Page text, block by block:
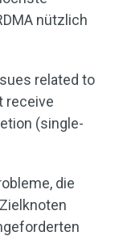
nützlich
related to
receive
(single-
die